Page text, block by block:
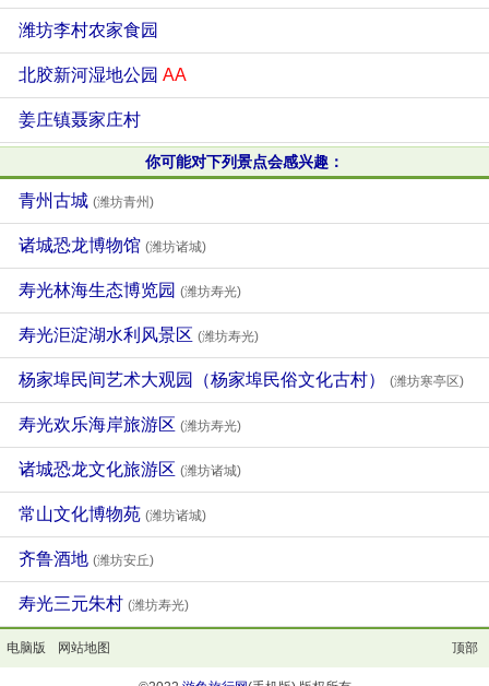
潍坊李村农家食园
北胶新河湿地公园 AA
姜庄镇聂家庄村
你可能对下列景点会感兴趣：
青州古城 (潍坊青州)
诸城恐龙博物馆 (潍坊诸城)
寿光林海生态博览园 (潍坊寿光)
寿光洰淀湖水利风景区 (潍坊寿光)
杨家埠民间艺术大观园（杨家埠民俗文化古村） (潍坊寒亭区)
寿光欢乐海岸旅游区 (潍坊寿光)
诸城恐龙文化旅游区 (潍坊诸城)
常山文化博物苑 (潍坊诸城)
齐鲁酒地 (潍坊安丘)
寿光三元朱村 (潍坊寿光)
电脑版 网站地图 顶部